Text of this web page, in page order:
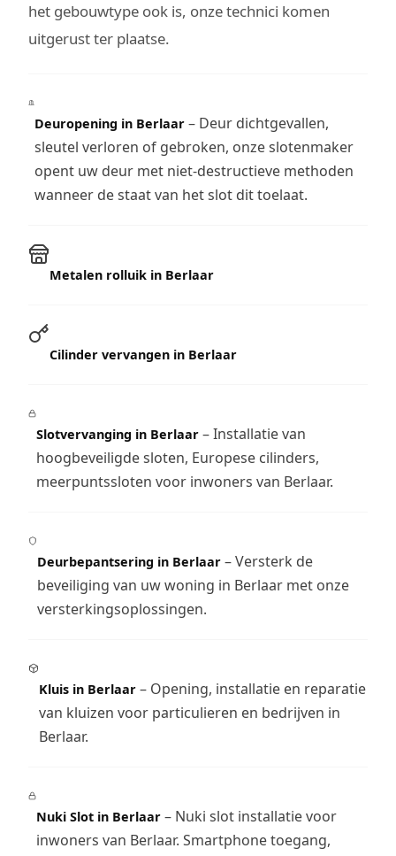
het gebouwtype ook is, onze technici komen
uitgerust ter plaatse.
Deuropening in Berlaar– Deur dichtgevallen,
sleutel verloren of gebroken, onze slotenmaker
opent uw deur met niet-destructieve methoden
wanneer de staat van het slot dit toelaat.
Metalen rolluik in Berlaar
Cilinder vervangen in Berlaar
Slotvervanging in Berlaar – Installatie van
hoogbeveiligde sloten, Europese cilinders,
meerpuntssloten voor inwoners van Berlaar.
Deurbepantsering in Berlaar – Versterk de
beveiliging van uw woning in Berlaar met onze
versterkingsoplossingen.
Kluis in Berlaar– Opening, installatie en reparatie
van kluizen voor particulieren en bedrijven in
Berlaar.
Nuki Slot in Berlaar – Nuki slot installatie voor
inwoners van Berlaar. Smartphone toegang,